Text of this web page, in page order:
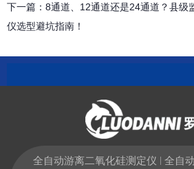
下一篇： 8通道、12通道还是24通道？县级
仪选型避坑指南！
全自动游离二氧化硅测定仪 | 全自